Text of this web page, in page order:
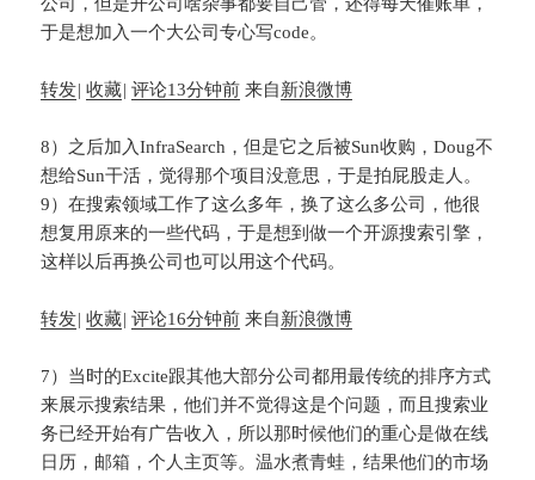
公司，但是开公司啥杂事都要自己管，还得每天催账单，
于是想加入一个大公司专心写code。
转发| 收藏| 评论13分钟前 来自新浪微博
8）之后加入InfraSearch，但是它之后被Sun收购，Doug不
想给Sun干活，觉得那个项目没意思，于是拍屁股走人。
9）在搜索领域工作了这么多年，换了这么多公司，他很
想复用原来的一些代码，于是想到做一个开源搜索引擎，
这样以后再换公司也可以用这个代码。
转发| 收藏| 评论16分钟前 来自新浪微博
7）当时的Excite跟其他大部分公司都用最传统的排序方式
来展示搜索结果，他们并不觉得这是个问题，而且搜索业
务已经开始有广告收入，所以那时候他们的重心是做在线
日历，邮箱，个人主页等。温水煮青蛙，结果他们的市场